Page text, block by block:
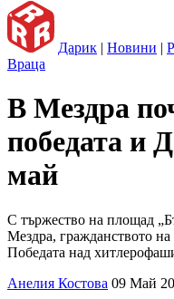
Дарик | Новини |
Враца
В Мездра
победата и
май
С тържество на площад
Мездра, гражданството
Победата над
Анелия Костова 09 Май